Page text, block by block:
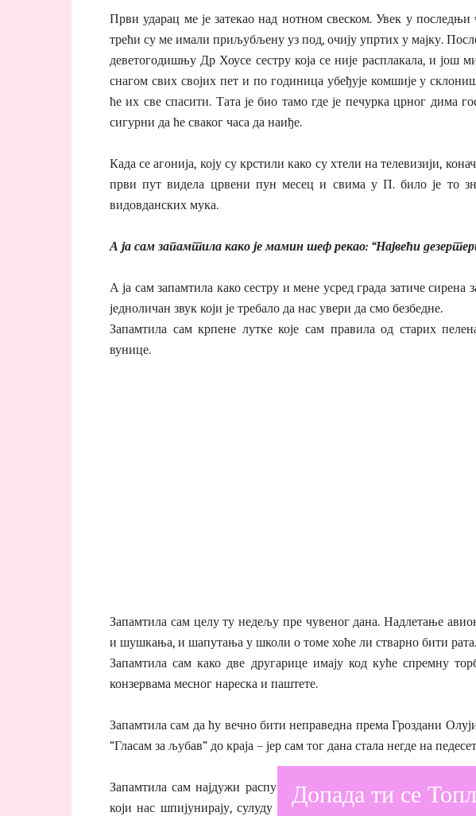
Први ударац ме је затекао над нотном свеском. Увек у
трећи су ме имали приљубљену уз под, очију упртих у мајку.
деветогодишњу Др Хоусе сестру која се није расплакала, и још
снагом свих својих пет и по годиница убеђује комшије у
ће их све спасити. Тата је био тамо где је печурка црног дима
сигурни да ће сваког часа да наиђе.
Када се агонија, коју су крстили како су хтели на телевизији,
први пут видела црвени пун месец и свима у П. било је то
видовданских мука.
А ја сам запамтила како је мамин шеф рекао: “Највећи
А ја сам запамтила како сестру и мене усред града затиче сирена
једноличан звук који је требало да нас увери да смо безбедне.
Запамтила сам крпене лутке које сам правила од старих
вунице.
Запамтила сам целу ту недељу пре чувеног дана. Надлетање
и шушкања, и шапутања у школи о томе хоће ли стварно бити рата.
Запамтила сам како две другарице имају код куће спремну
конзервама месног нареска и паштете.
Запамтила сам да ћу вечно бити неправедна према Гроздани
“Гласам за љубав” до краја – јер сам тог дана стала негде на
Запамтила сам најдужи распуст, гледање у небо без разумевања,
који нас шпијунирају, сулуду причу о локаторима, спавање
Допада ти се